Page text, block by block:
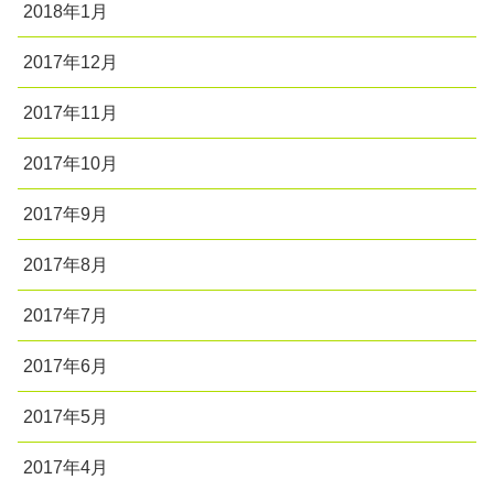
2018年1月
2017年12月
2017年11月
2017年10月
2017年9月
2017年8月
2017年7月
2017年6月
2017年5月
2017年4月